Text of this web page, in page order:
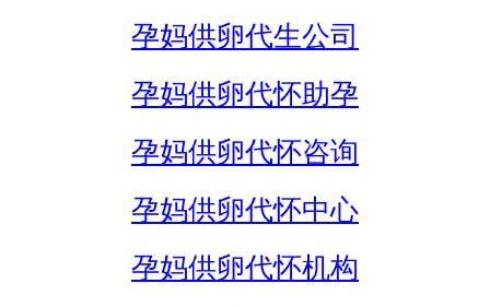
孕妈供卵代生公司
孕妈供卵代怀助孕
孕妈供卵代怀咨询
孕妈供卵代怀中心
孕妈供卵代怀机构